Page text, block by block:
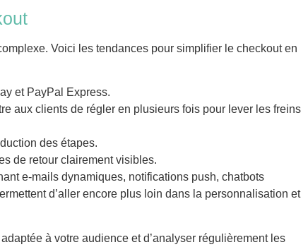
Voici les tendances pour simplifier le checkout en
et PayPal Express.
aux clients de régler en plusieurs fois pour lever les freins
des étapes.
de retour clairement visibles.
e-mails dynamiques, notifications push, chatbots
d’aller encore plus loin dans la personnalisation et
à votre audience et d’analyser régulièrement les